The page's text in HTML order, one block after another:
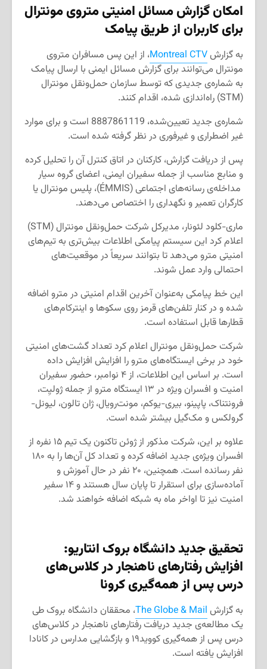
امکان گزارش مسائل امنیتی متروی مونترال
برای کاربراناز طریق پیامک
به گزارشMontreal CTV، از این پس مسافران متروی
مونترال می‌توانند برای گزارش مسائل ایمنی با ارسال پیامک
به شماره‌ی جدیدی که توسط سازمان حمل‌ونقل مونترال
(STM) راه‌اندازی شده، اقدام کنند.
شماره‌ی جدید تعیین‌شده، 8887861119 است و برای موارد
غیر اضطراری و غیرفوری در نظر گرفته شده است.
پس از دریافت گزارش، کارکنان در اتاق کنترل آن را تحلیل کرده
و منابع مناسب از جمله سفیران ایمنی، اعضای گروه سیار
مداخله‌ی رسانه‌های اجتماعی (ÉMMIS)، پلیس مونترال یا
کارگران تعمیر و نگهداری را اختصاص می‌دهند.
ماری-کلود لئونار، مدیرکل شرکت حمل‌ونقل مونترال (STM)
اعلام کرد این سیستم پیامکی اطلاعات بیش‌تری به تیم‌های
امنیتی مترو می‌دهد تا بتوانند سریعاً در موقعیت‌های
احتمالی وارد عمل شوند.
این خط پیامکی به‌عنوان آخرین اقدام امنیتی در مترو اضافه
شده و در کنار تلفن‌های قرمز روی سکوها و اینترکام‌های
قطارها قابل استفاده است.
شرکت حمل‌ونقل مونترال اعلام کرد تعداد گشت‌های امنیتی
خود در برخی ایستگاه‌های مترو را افزایش افزایش داده
است. بر اساس این اطلاعات، از ۴ نوامبر، حضور سفیران
امنیت و افسران ویژه در ۱۳ ایستگاه مترو از جمله ژولیِت،
فرونتناک، پاپینو، بیری-یوکم، مونت‌رویال، ژان تالون، لیونل-
گرولکس و مک‌گیل بیشتر شده است.
علاوه بر این، شرکت مذکور از ژوئن تاکنون یک تیم ۱۵ نفره از
افسران ویژه‌ی جدید اضافه کرده و تعداد کل آن‌ها را به ۱۸۰
نفر رسانده است. همچنین، ۲۰ نفر در حال آموزش و
آماده‌سازی برای استقرار تا پایان سال هستند و ۱۴ سفیر
امنیت نیز تا اواخر ماه به شبکه اضافه خواهند شد.
تحقیق جدید دانشگاه بروک انتاریو:
افزایش رفتارهای ناهنجار در کلاس‌های
درس پس از همه‌گیری کرونا
به گزارش The Globe & Mail، محققان دانشگاه بروک طی
یک مطالعه‌ی جدید دریافت رفتارهای ناهنجار در کلاس‌های
درس پس از همه‌گیری کووید۱۹ و بازگشایی مدارس در کانادا
افزایش یافته است.